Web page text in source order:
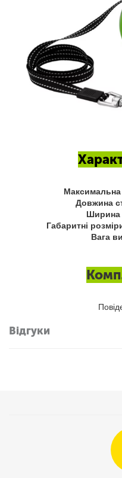
Максимальна
Довжина
Ширина
Габаритні
Вага
Відгуки